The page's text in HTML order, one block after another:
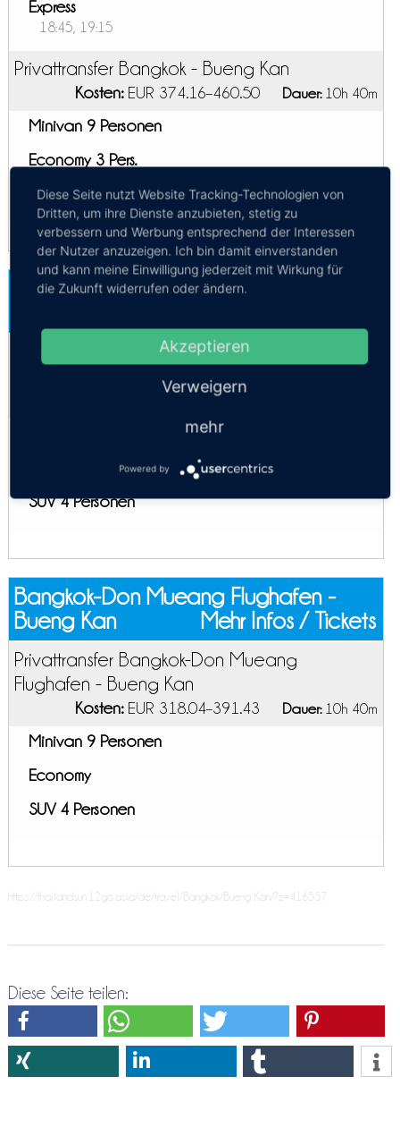
Express
18:45, 19:15
Privattransfer Bangkok - Bueng Kan
Kosten:EUR 374.16–460.50 Dauer:10h 40m
Minivan 9 Personen
Economy 3 Pers.
SUV 4 Personen
Bangkok-Suvarnabhumi Flughafen -
Privattransfer Bangkok-Suvarnabhumi
Flughafen - Bueng Kan
EUR 318.04–391.43
SUV 4 Personen
Bangkok-Don Mueang Flughafen -
Bueng Kan
Mehr Infos / Tickets
Privattransfer Bangkok-Don Mueang
Flughafen - Bueng Kan
Kosten:EUR 318.04–391.43 Dauer:10h 40m
Minivan 9 Personen
Economy
SUV 4 Personen
https://thailandsun.12go.asia/de/travel/Bangkok/Bueng Kan/?z=416557
Diese Seite teilen:
Diese Seite nutzt Website Tracking-Technologien von
Dritten, um ihre Dienste anzubieten, stetig zu
verbessern und Werbung entsprechend der Interessen
der Nutzer anzuzeigen. Ich bin damit einverstanden
und kann meine Einwilligung jederzeit mit Wirkung für
die Zukunft widerrufen oder ändern.
Akzeptieren
Verweigern
mehr
Powered by